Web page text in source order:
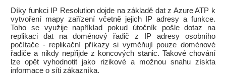
Díky funkci IP Resolution dojde na základě dat z Azure ATP k
vytvoření mapy zařízení včetně jejich IP adresy a funkce.
Toho se využije například pokud útočník pošle dotaz na
replikaci dat na doménový řadič z IP adresy osobního
počítače - replikační příkazy si vyměňují pouze doménové
řadiče a nikdy nepřijde z koncových stanic. Takové chování
lze opět vyhodnotit jako rizikové a možnou snahu získta
informace o síti zákazníka.